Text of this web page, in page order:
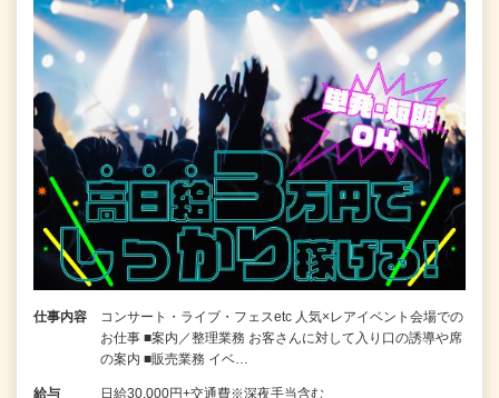
仕事内容
コンサート・ライブ・フェスetc 人気×レアイベント会場での
お仕事 ■案内／整理業務 お客さんに対して入り口の誘導や席
の案内 ■販売業務 イベ…
給与 日給30,000円+交通費※深夜手当含む